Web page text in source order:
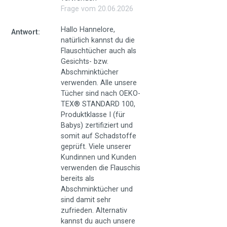
passende Reinigungstuch zur Hand.
Zwei Seiten für doppelte Reinigungskraft
Jedes Flauschi Putztuch besitzt zwei praktische Seiten, die du
je nach Verschmutzung einsetzen kannst.
Die flauschige Seitebesteht aus vielen feinen Fasern mit
vergrößerter Oberfläche. Sie nimmt Staub, Feuchtigkeit,
Krümel und leichtere Verschmutzungen zuverlässig auf und
kommt auch in schwer erreichbare Bereiche wie Fugen, Rillen,
Ornamente, Ecken und Kanten.
Die grob gewebte Strukturseiteist ideal für stärkere
Rückstände. Sie hilft dir dabei, fettige Spuren, angetrocknete
Speisereste und hartnäckigere Alltagsverschmutzungen zu
So bekommst du mit einem einzigen Mikrofasertuch zwei
Reinigungseigenschaften: weich und aufnahmefreudig auf der
einen Seite, griffig und kraftvoll auf der anderen.
Frage vom 20.06.2026
Antwort:
Hallo Hannelore,
natürlich kannst du die
Flauschtücher auch als
Gesichts- bzw.
Abschminktücher
verwenden. Alle unsere
Tücher sind nach OEKO-
TEX® STANDARD 100,
Produktklasse I (für
Babys) zertifiziert und
somit auf Schadstoffe
geprüft. Viele unserer
Kundinnen und Kunden
verwenden die Flauschis
bereits als
Abschminktücher und
sind damit sehr
zufrieden. Alternativ
kannst du auch unsere